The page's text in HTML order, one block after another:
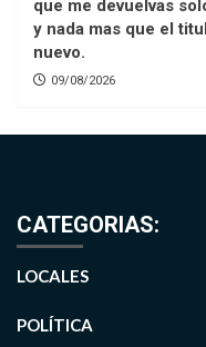
que me devuelvas
y nada mas que el
nuevo.
09/08/2026
CATEGORIAS:
LOCALES
POLÍTICA